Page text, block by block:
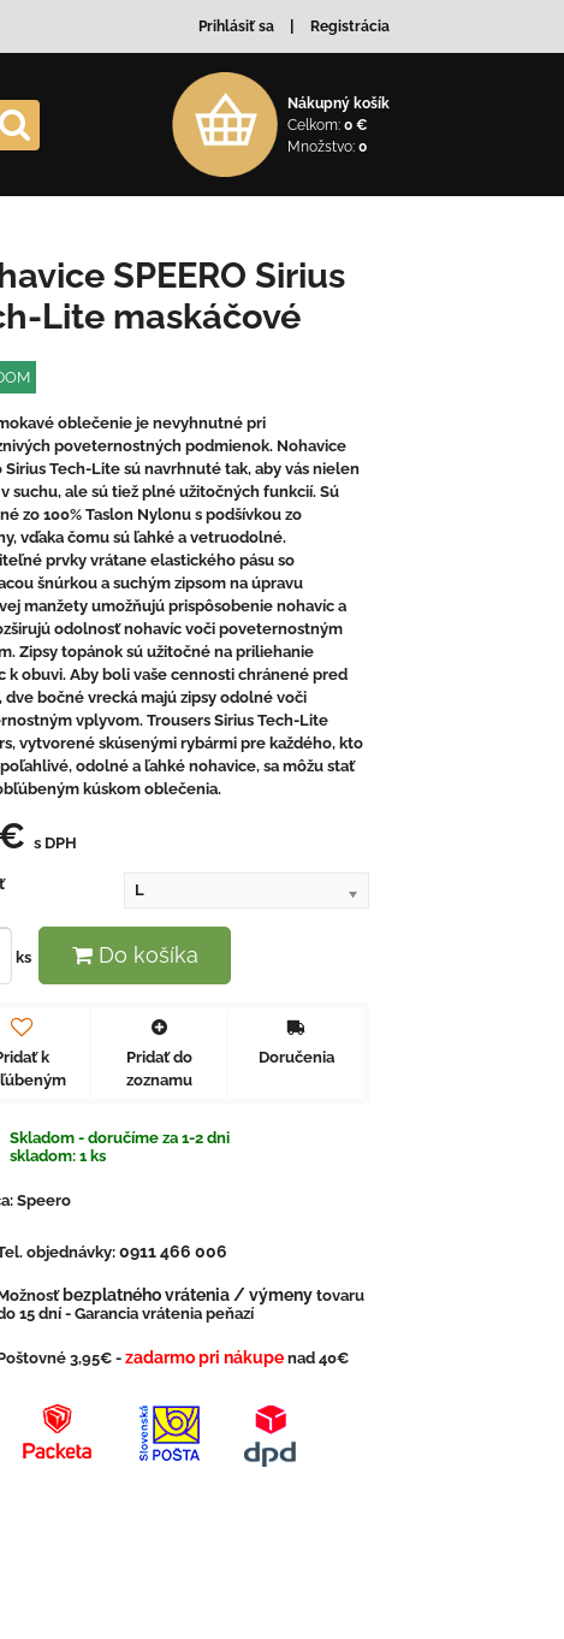
Prihlásiť sa Registrácia
Nákupný košík
Celkom: 0 €
Množstvo: 0
SPEERO Sirius
Lite maskáčové
oblečenie je nevyhnutné pri
poveternostných podmienok. Nohavice
Sirius Tech-Lite sú navrhnuté tak, aby vás nielen
suchu, ale sú tiež plné užitočných funkcií. Sú
zo 100% Taslon Nylonu s podšívkou zo
vďaka čomu sú ľahké a vetruodolné.
prvky vrátane elastického pásu so
šnúrkou a suchým zipsom na úpravu
manžety umožňujú prispôsobenie nohavíc a
odolnosť nohavíc voči poveternostným
Zipsy topánok sú užitočné na priliehanie
k obuvi. Aby boli vaše cennosti chránené pred
dve bočné vrecká majú zipsy odolné voči
vplyvom. Trousers Sirius Tech-Lite
vytvorené skúsenými rybármi pre každého, kto
odolné a ľahké nohavice, sa môžu stať
kúskom oblečenia.
s DPH
L
ks Do košíka
k
Pridať do
zoznamu
Doručenia
Skladom - doručíme za 1-2 dni
skladom: 1ks
Speero
objednávky: 0911 466 006
bezplatného vrátenia / výmeny tovaru
15 dní - Garancia vrátenia peňazí
3,95€ - zadarmo pri nákupe nad 40€